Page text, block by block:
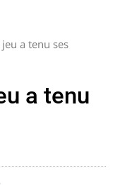
jeu a tenu ses
a tenu